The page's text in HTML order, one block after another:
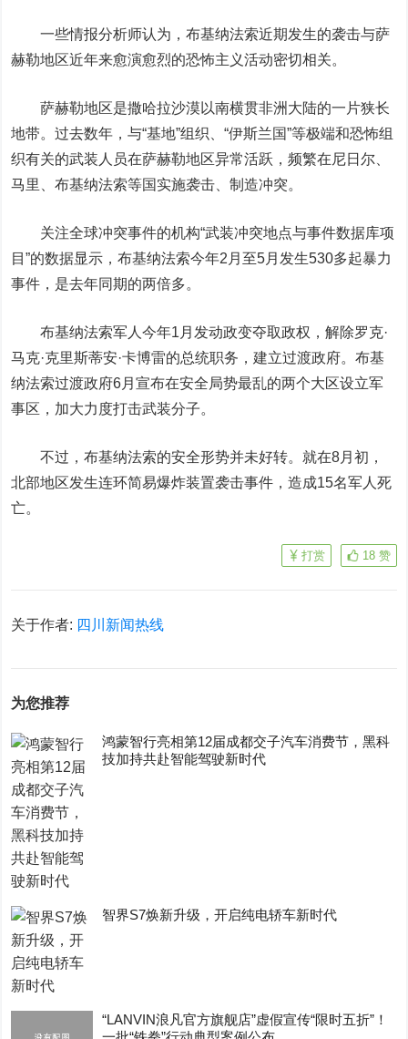
一些情报分析师认为，布基纳法索近期发生的袭击与萨
赫勒地区近年来愈演愈烈的恐怖主义活动密切相关。
萨赫勒地区是撒哈拉沙漠以南横贯非洲大陆的一片狭长
地带。过去数年，与“基地”组织、“伊斯兰国”等极端和恐怖组
织有关的武装人员在萨赫勒地区异常活跃，频繁在尼日尔、
马里、布基纳法索等国实施袭击、制造冲突。
关注全球冲突事件的机构“武装冲突地点与事件数据库项
目”的数据显示，布基纳法索今年2月至5月发生530多起暴力
事件，是去年同期的两倍多。
布基纳法索军人今年1月发动政变夺取政权，解除罗克·
马克·克里斯蒂安·卡博雷的总统职务，建立过渡政府。布基
纳法索过渡政府6月宣布在安全局势最乱的两个大区设立军
事区，加大力度打击武装分子。
不过，布基纳法索的安全形势并未好转。就在8月初，
北部地区发生连环简易爆炸装置袭击事件，造成15名军人死
亡。
18 赞
打赏
关于作者: 四川新闻热线
为您推荐
鸿蒙智行亮相第12届成都交子汽车消费节，黑科
技加持共赴智能驾驶新时代
智界S7焕新升级，开启纯电轿车新时代
“LANVIN浪凡官方旗舰店”虚假宣传“限时五折”！